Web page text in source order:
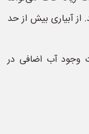
از آبیاری بیش از حد
وجود آب اضافی در